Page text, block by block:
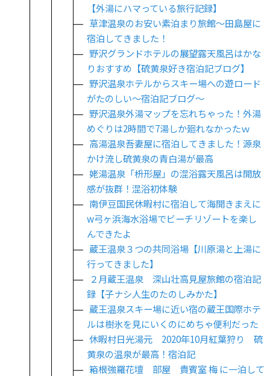
【外湯にハマっている旅行記録】
草津温泉のお安い素泊まり旅館～田島屋に
宿泊してきました！
野沢グランドホテルの展望露天風呂はかな
りおすすめ【硫黄泉好き宿泊記ブログ】
野沢温泉ホテルからスキー場への遊ロード
がたのしい～宿泊記ブログ～
野沢温泉外湯マップを忘れちゃった！外湯
めぐりは2時間で7湯しか廻れなかったｗ
高湯温泉吾妻屋に宿泊してきました！源泉
かけ流し硫黄泉の青白湯が最高
姥湯温泉「枡形屋」の混浴露天風呂は開放
感が抜群！混浴初体験
南伊豆国民休暇村に宿泊して海開きまえに
w弓ヶ浜海水浴場でビーチリゾートを楽し
んできたよ
蔵王温泉３つの共同浴場【川原湯と上湯に
行ってきました】
２月蔵王温泉 深山壮高見屋旅館の宿泊記
録【子ナシ人生のたのしみかた】
蔵王温泉スキー場に近い宿の蔵王国際ホテ
ルは樹氷を見にいくのにめちゃ便利だった
休暇村日光湯元 2020年10月紅葉狩り 硫
黄泉の温泉が最高！宿泊記
箱根強羅花壇 部屋 貴賓室 梅 に一泊して